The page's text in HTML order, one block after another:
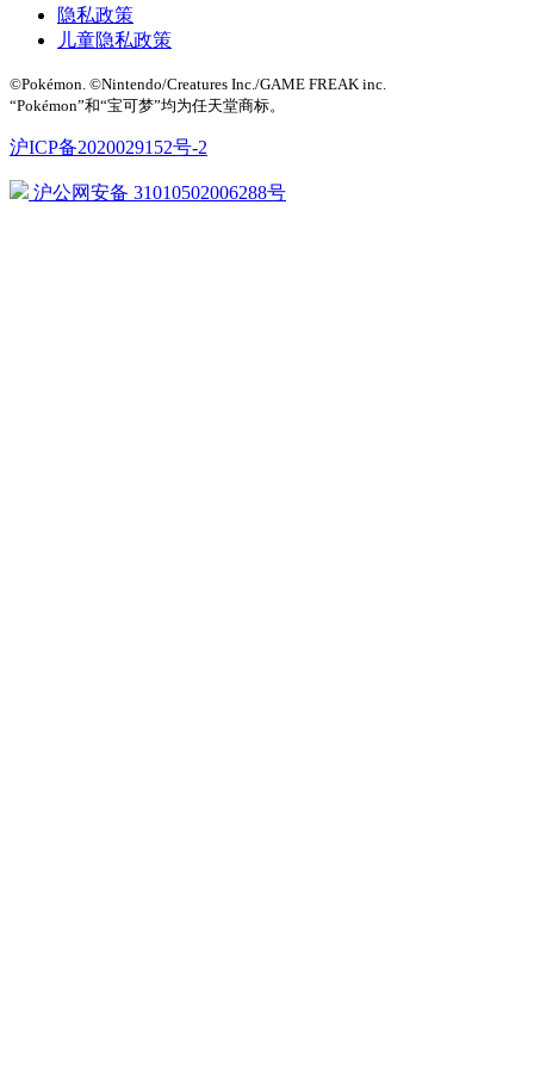
隐私政策
儿童隐私政策
©Pokémon. ©Nintendo/Creatures Inc./GAME FREAK inc.
“Pokémon”和“宝可梦”均为任天堂商标。
沪ICP备2020029152号-2
沪公网安备 31010502006288号